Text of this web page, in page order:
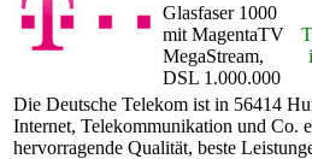
Glasfaser 1000
mit MagentaTV
MegaStream,
DSL 1.000.000
Die Deutsche Telekom ist in 56414
Internet, Telekommunikation und Co.
hervorragende Qualität, beste